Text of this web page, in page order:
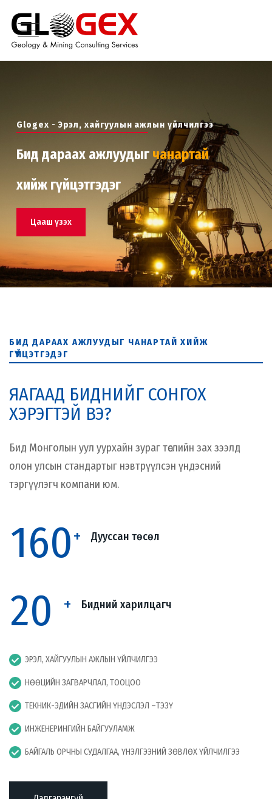
Бид дараах ажлуудыг чанартай
хийж гүйцэтгэдэг
Цааш үзэх
Glogex - Эрэл, хайгуулын ажлын үйлчилгээ
БИД ДАРААХ АЖЛУУДЫГ ЧАНАРТАЙ ХИЙЖ
ГҮЙЦЭТГЭДЭГ
ЯАГААД БИДНИЙГ СОНГОХ
ХЭРЭГТЭЙ ВЭ?
Бид Монголын уул уурхайн зураг төслийн зах зээлд
олон улсын стандартыг нэвтрүүлсэн үндэсний
тэргүүлэгч компани юм.
160+ Дууссан төсөл
20 + Бидний харилцагч
ЭРЭЛ, ХАЙГУУЛЫН АЖЛЫН ҮЙЛЧИЛГЭЭ
НӨӨЦИЙН ЗАГВАРЧЛАЛ, ТООЦОО
ТЕКНИК-ЭДИЙН ЗАСГИЙН ҮНДЭСЛЭЛ –ТЭЗҮ
ИНЖЕНЕРИНГИЙН БАЙГУУЛАМЖ
БАЙГАЛЬ ОРЧНЫ СУДАЛГАА, ҮНЭЛГЭЭНИЙ ЗӨВЛӨХ ҮЙЛЧИЛГЭЭ